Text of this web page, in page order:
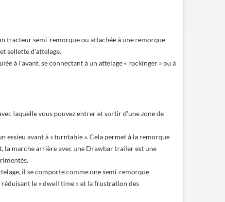
tracteur semi-remorque ou attachée à une remorque
sellette d'attelage.
à l'avant, se connectant à un attelage « rockinger » ou à
laquelle vous pouvez entrer et sortir d'une zone de
avant à « turntable ». Cela permet à la remorque
la marche arrière avec une Drawbar trailer est une
il se comporte comme une semi-remorque
le « dwell time » et la frustration des